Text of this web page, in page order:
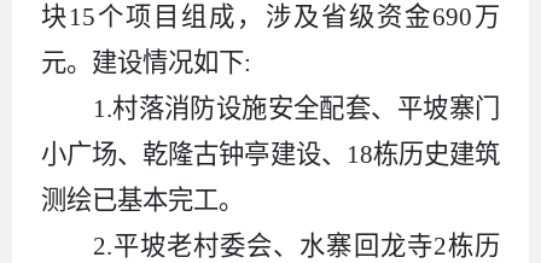
块15个项目组成，涉及省级资金690万
元。建设情况如下:
1.村落消防设施安全配套、平坡寨门
小广场、乾隆古钟亭建设、18栋历史建筑
测绘已基本完工。
2.平坡老村委会、水寨回龙寺2栋历